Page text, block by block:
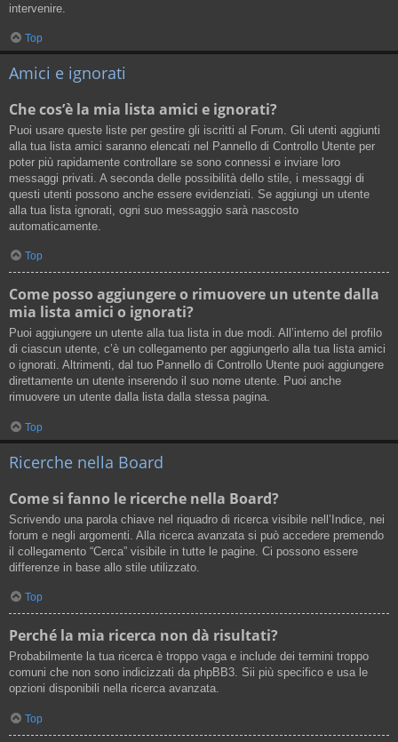
intervenire.
Top
Amici e ignorati
Che cos’è la mia lista amici e ignorati?
Puoi usare queste liste per gestire gli iscritti al Forum. Gli utenti aggiunti
alla tua lista amici saranno elencati nel Pannello di Controllo Utente per
poter più rapidamente controllare se sono connessi e inviare loro
messaggi privati. A seconda delle possibilità dello stile, i messaggi di
questi utenti possono anche essere evidenziati. Se aggiungi un utente
alla tua lista ignorati, ogni suo messaggio sarà nascosto
automaticamente.
Top
Come posso aggiungere o rimuovere un utente dalla
mia lista amici o ignorati?
Puoi aggiungere un utente alla tua lista in due modi. All’interno del profilo
di ciascun utente, c’è un collegamento per aggiungerlo alla tua lista amici
o ignorati. Altrimenti, dal tuo Pannello di Controllo Utente puoi aggiungere
direttamente un utente inserendo il suo nome utente. Puoi anche
rimuovere un utente dalla lista dalla stessa pagina.
Top
Ricerche nella Board
Come si fanno le ricerche nella Board?
Scrivendo una parola chiave nel riquadro di ricerca visibile nell’Indice, nei
forum e negli argomenti. Alla ricerca avanzata si può accedere premendo
il collegamento “Cerca” visibile in tutte le pagine. Ci possono essere
differenze in base allo stile utilizzato.
Top
Perché la mia ricerca non dà risultati?
Probabilmente la tua ricerca è troppo vaga e include dei termini troppo
comuni che non sono indicizzati da phpBB3. Sii più specifico e usa le
opzioni disponibili nella ricerca avanzata.
Top